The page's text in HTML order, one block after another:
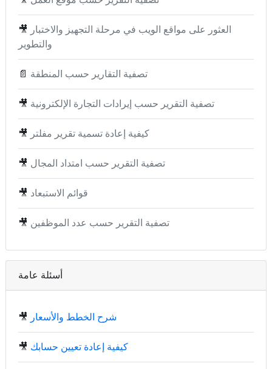
🎥 العثور على مواقع الويب في مرحلة التجهيز والاختبار
والتطوير
📄 تصفية التقارير حسب المنطقة
🎥 تصفية التقرير حسب إيرادات التجارة الإلكترونية
🎥 كيفية إعادة تسمية تقرير مفلتر
🎥 تصفية التقرير حسب امتداد المجال
🎥 قوائم الاستبعاد
🎥 تصفية التقرير حسب عدد الموظفين
أسئلة عامة
🎥 شرح الخطط والأسعار
🎥 كيفية إعادة تعيين حسابك